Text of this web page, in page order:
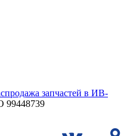
запчастей в ИВ-
99448739